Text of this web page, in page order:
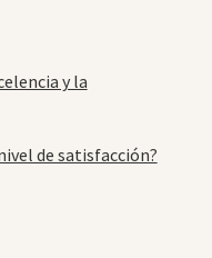
y la
de satisfacción?